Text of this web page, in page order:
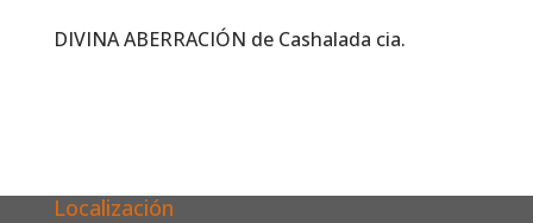
DIVINA ABERRACIÓN de Cashalada cia.
Localización